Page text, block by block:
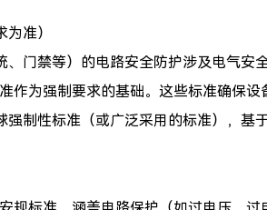
准）
、门禁等）的电路安全防护涉及电气
作为强制要求的基础。这些标准确保
制性标准（或广泛采用的标准），基